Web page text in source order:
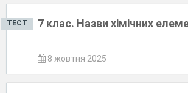
ТЕСТ 7 клас. Назви хімічних
8 жовтня 2025